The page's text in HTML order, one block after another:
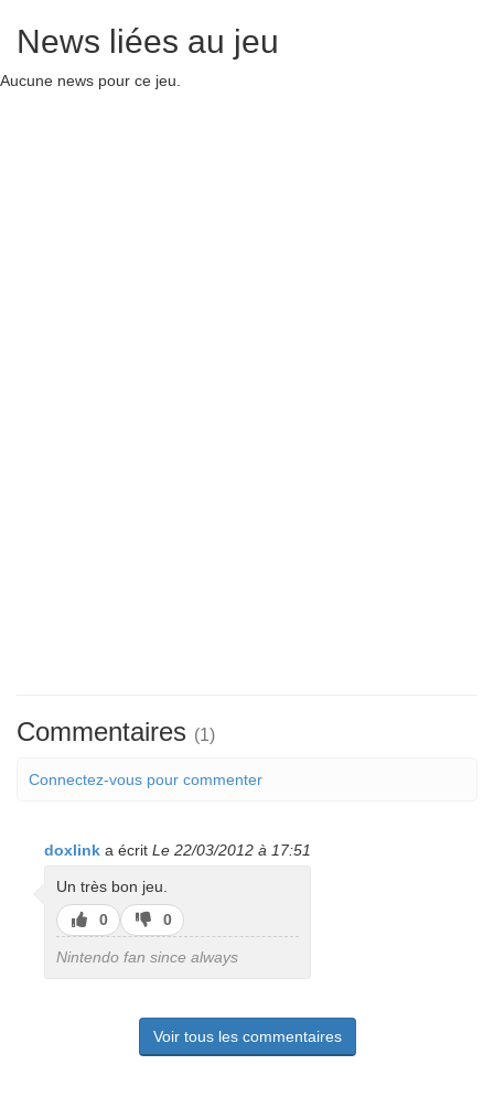
News liées au jeu
Aucune news pour ce jeu.
Commentaires (1)
Connectez-vous pour commenter
doxlink a écrit Le 22/03/2012 à 17:51
Un très bon jeu.
J’aime
0
J’aime
pas
0
Nintendo fan since always
Voir tous les commentaires